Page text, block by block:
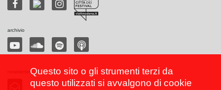
archivio
Questo sito o gli strumenti terzi da
questo utilizzati si avvalgono di cookie